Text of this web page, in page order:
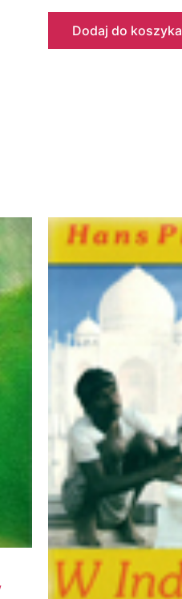
Dodaj do koszyka